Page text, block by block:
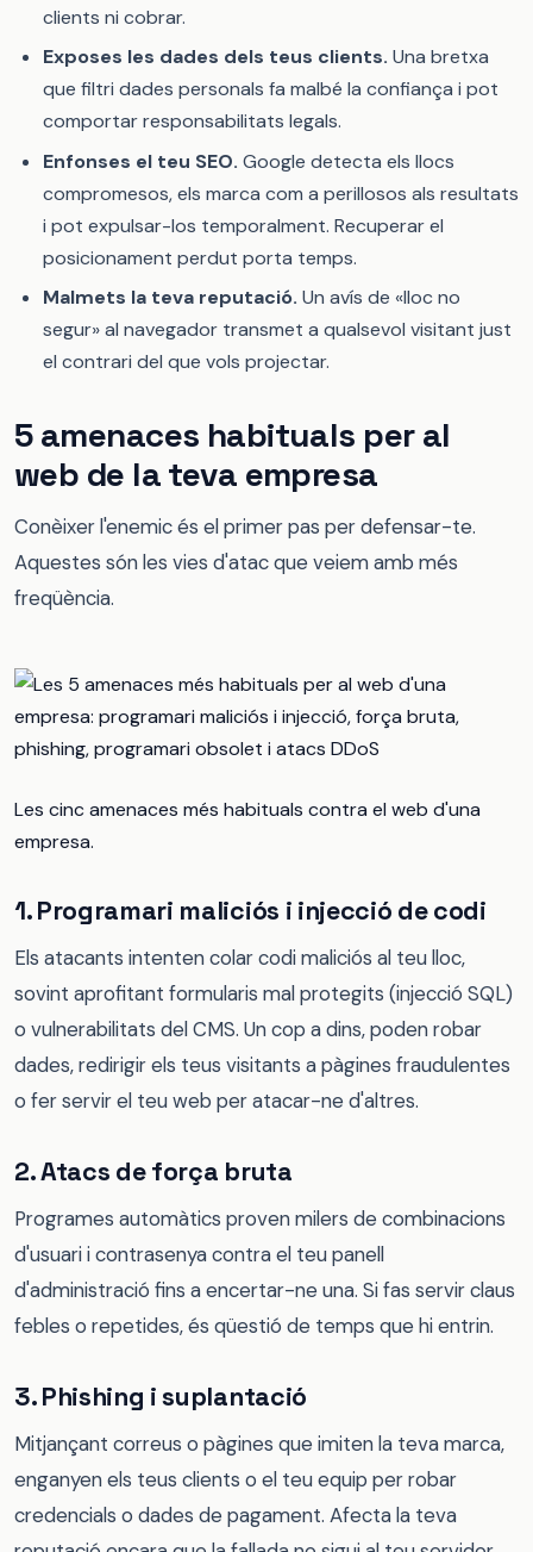
clients ni cobrar.
Exposes les dades dels teus clients. Una bretxa
que filtri dades personals fa malbé la confiança i pot
comportar responsabilitats legals.
Enfonses el teu SEO. Google detecta els llocs
compromesos, els marca com a perillosos als resultats
i pot expulsar-los temporalment. Recuperar el
posicionament perdut porta temps.
Malmets la teva reputació. Un avís de «lloc no
segur» al navegador transmet a qualsevol visitant just
el contrari del que vols projectar.
5 amenaces habituals per al
web de la teva empresa
Conèixer l'enemic és el primer pas per defensar-te.
Aquestes són les vies d'atac que veiem amb més
freqüència.
Les cinc amenaces més habituals contra el web d'una
empresa.
1. Programari maliciós i injecció de codi
Els atacants intenten colar codi maliciós al teu lloc,
sovint aprofitant formularis mal protegits (injecció SQL)
o vulnerabilitats del CMS. Un cop a dins, poden robar
dades, redirigir els teus visitants a pàgines fraudulentes
o fer servir el teu web per atacar-ne d'altres.
2. Atacs de força bruta
Programes automàtics proven milers de combinacions
d'usuari i contrasenya contra el teu panell
d'administració fins a encertar-ne una. Si fas servir claus
febles o repetides, és qüestió de temps que hi entrin.
3. Phishing i suplantació
Mitjançant correus o pàgines que imiten la teva marca,
enganyen els teus clients o el teu equip per robar
credencials o dades de pagament. Afecta la teva